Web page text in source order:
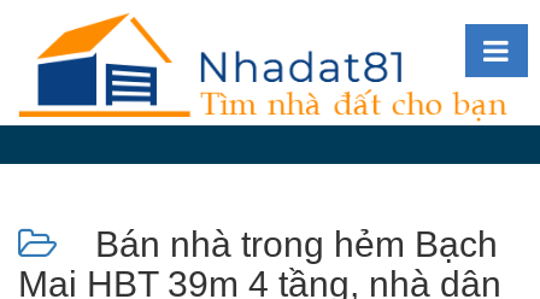
đàn
Giới
Tin
đất
Bán nhà trong hẻm Bạch
Mai HBT 39m 4 tầng, nhà dân